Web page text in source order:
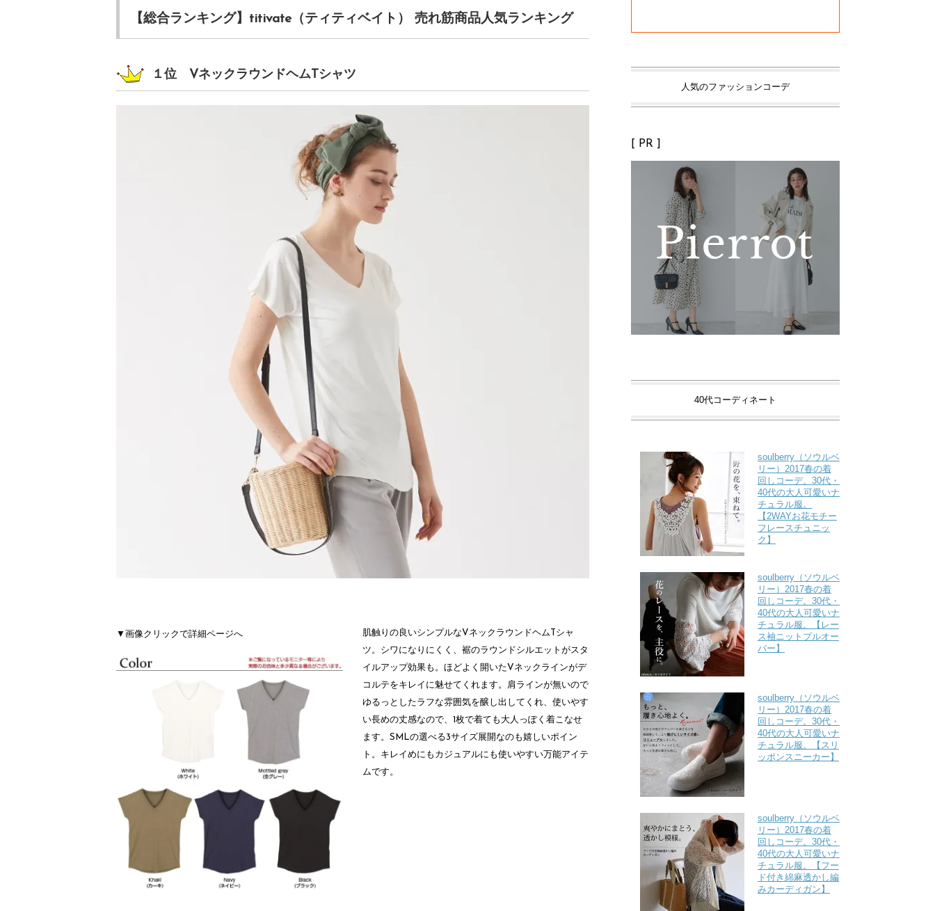
【総合ランキング】titivate（ティティベイト） 売れ筋商品人気ランキング
１位 VネックラウンドヘムTシャツ
▼画像クリックで詳細ページへ
肌触りの良いシンプルなVネックラウンドヘムTシャ
ツ。
シワになりにくく、裾のラウンドシルエットがスタ
イルアップ効果も。 ほどよく開いたVネックラインがデ
コルテをキレイに魅せてくれます。
肩ラインが無いので
ゆるっとしたラフな雰囲気を醸し出してくれ、 使いやす
い長めの丈感なので、1枚で着ても大人っぽく着こなせ
ます。 SMLの選べる3サイズ展開なのも嬉しいポイン
ト。
キレイめにもカジュアルにも使いやすい万能アイテ
ムです。
人気のファッションコーデ
[ PR ]
40代コーディネート
soulberry（ソウルベ
リー）2017春の着
回しコーデ。30代・
40代の大人可愛いナ
チュラル服。
【2WAYお花モチー
フレースチュニッ
ク】
soulberry（ソウルベ
リー）2017春の着
回しコーデ。30代・
40代の大人可愛いナ
チュラル服。【レー
ス袖ニットプルオー
バー】
soulberry（ソウルベ
リー）2017春の着
回しコーデ。30代・
40代の大人可愛いナ
チュラル服。【スリ
ッポンスニーカー】
soulberry（ソウルベ
リー）2017春の着
回しコーデ。30代・
40代の大人可愛いナ
チュラル服。【フー
ド付き綿麻透かし編
みカーディガン】